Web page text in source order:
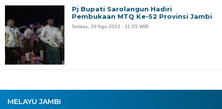
MELAYU JAMBI
Pj Bupati Sarolangun Hadiri
Pembukaan MTQ Ke-52 Provinsi Jambi
Selasa, 29 Agu 2023 - 11:55 WIB